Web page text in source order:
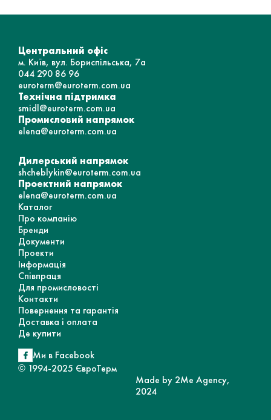
Центральний офіс
м. Київ, вул. Бориспільська, 7а
044 290 86 96
euroterm@euroterm.com.ua
Технічна підтримка
smidl@euroterm.com.ua
Промисловий напрямок
elena@euroterm.com.ua
Дилерський напрямок
shcheblykin@euroterm.com.ua
Проектний напрямок
elena@euroterm.com.ua
Каталог
Про компанію
Бренди
Документи
Проекти
Інформація
Співпраця
Для промисловості
Контакти
Повернення та гарантія
Доставка і оплата
Де купити
Ми в Facebook
© 1994-2025 ЄвроТерм
Made by 2Me Agency,
2024